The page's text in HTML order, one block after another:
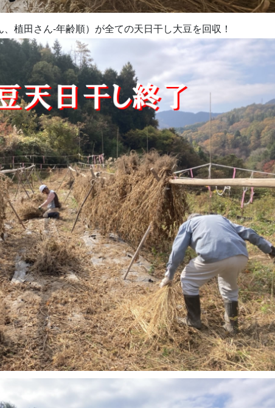
植田さん-年齢順）が全ての天日干し大豆を回収！